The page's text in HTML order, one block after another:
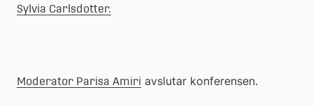
Sylvia Carlsdotter.
Moderator Parisa Amiri avslutar konferensen.